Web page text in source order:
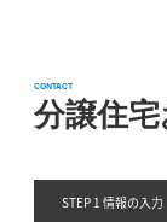
分譲住
CONTACT
STEP 1 情報の入力